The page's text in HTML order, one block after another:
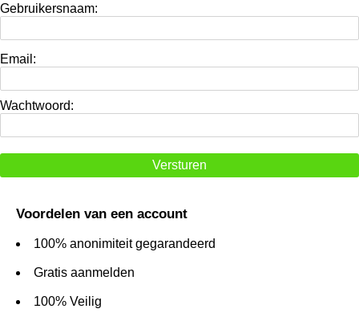
Gebruikersnaam:
Email:
Wachtwoord:
Versturen
Voordelen van een account
100% anonimiteit gegarandeerd
Gratis aanmelden
100% Veilig